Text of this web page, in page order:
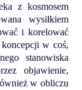
z kosmosem
wysiłkiem
i korelować
w coś,
stanowiska
objawienie,
w obliczu